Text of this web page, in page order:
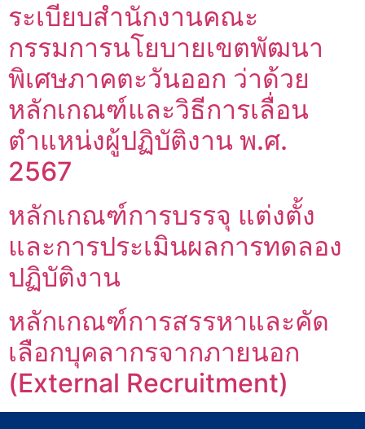
ระเบียบสำนักงานคณะ
กรรมการนโยบายเขตพัฒนา
พิเศษภาคตะวันออก ว่าด้วย
หลักเกณฑ์และวิธีการเลื่อน
ตำแหน่งผู้ปฏิบัติงาน พ.ศ.
2567
หลักเกณฑ์การบรรจุ แต่งตั้ง
และการประเมินผลการทดลอง
ปฏิบัติงาน
หลักเกณฑ์การสรรหาและคัด
เลือกบุคลากรจากภายนอก
(External Recruitment)